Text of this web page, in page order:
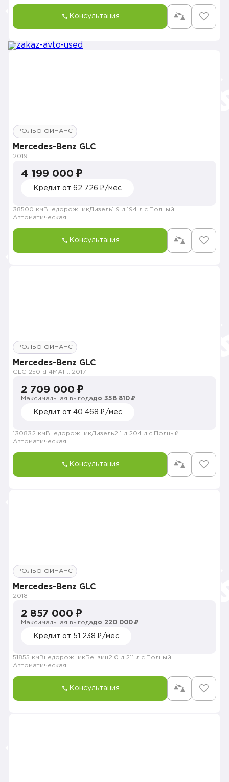
Консультация
РОЛЬФ ФИНАНС
Mercedes-Benz GLC
2019
4 199 000 ₽
Кредит от 62 726 ₽/мес
38500 км ВнедорожникДизель1.9 л. 194 л.с. Полный
Автоматическая
Консультация
РОЛЬФ ФИНАНС
Mercedes-Benz GLC
2017
2 709 000 ₽
Максимальная выгодадо 358 810 ₽
Кредит от 40 468 ₽/мес
130832 км ВнедорожникДизель2.1 л. 204 л.с. Полный
Автоматическая
Консультация
РОЛЬФ ФИНАНС
Mercedes-Benz GLC
2018
2 857 000 ₽
Максимальная выгодадо 220 000 ₽
Кредит от 51 238 ₽/мес
51855 км Внедорожник Бензин2.0 л. 211 л.с. Полный
Автоматическая
Консультация